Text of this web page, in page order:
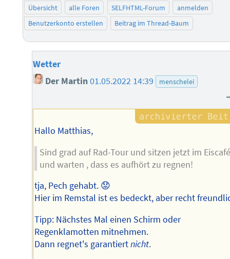
Übersicht alle Foren SELFHTML-Forum
anmelden
Benutzerkonto erstellen
Beitrag im Thread-Baum
Wetter
Der Martin01.05.2022 14:39 menschelei
Hallo Matthias,
Sind grad auf Rad-Tour und sitzen jetzt im Eiscafé
und warten , dass es aufhört zu regnen!
tja, Pech gehabt. 😟
Hier im Remstal ist es bedeckt, aber recht
Tipp: Nächstes Mal einen Schirm oder
Regenklamotten mitnehmen.
Dann regnet's garantiertnicht.